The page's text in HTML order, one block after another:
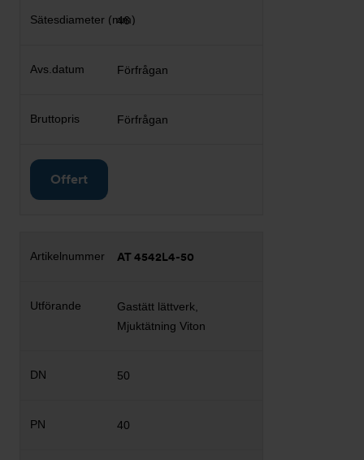
46
Förfrågan
Förfrågan
Offert
AT 4542L4-50
Gastätt lättverk,
Mjuktätning Viton
50
40